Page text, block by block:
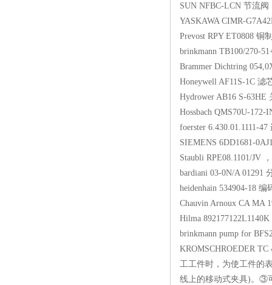
SUN NFBC-LCN
YASKAWA CIMR-
Prevost RPY
brinkmann TB100/
Brammer Dichtring
Honeywell AF11S-
Hydrower AB16 S-
Hossbach QMS70U-
foerster
SIEMENS
Staubli RPE08.1101/
bardiani 03-0N/A
heidenhain 534904-
Chauvin Arnoux CA
Hilma
brinkmann pump for
KROMSCHROEDER
工工件时，为使工件的
线上的移动式夹具)。③